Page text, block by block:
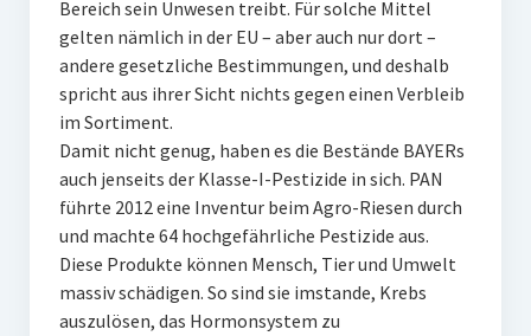
Bereich sein Unwesen treibt. Für solche Mittel
gelten nämlich in der EU – aber auch nur dort –
andere gesetzliche Bestimmungen, und deshalb
spricht aus ihrer Sicht nichts gegen einen Verbleib
im Sortiment.
Damit nicht genug, haben es die Bestände BAYERs
auch jenseits der Klasse-I-Pestizide in sich. PAN
führte 2012 eine Inventur beim Agro-Riesen durch
und machte 64 hochgefährliche Pestizide aus.
Diese Produkte können Mensch, Tier und Umwelt
massiv schädigen. So sind sie imstande, Krebs
auszulösen, das Hormonsystem zu